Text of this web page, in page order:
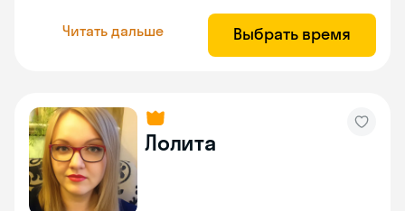
Читать дальше Выбрать время
Лолита